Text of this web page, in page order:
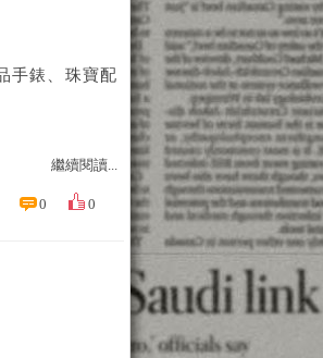
手錶、珠寶配
繼續閱讀...
0 0